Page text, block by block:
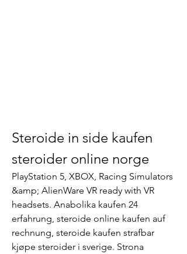
Steroide in side kaufen
steroider online norge
PlayStation 5, XBOX, Racing Simulators
&amp; AlienWare VR ready with VR
headsets. Anabolika kaufen 24
erfahrung, steroide online kaufen auf
rechnung, steroide kaufen strafbar
kjøpe steroider i sverige. Strona